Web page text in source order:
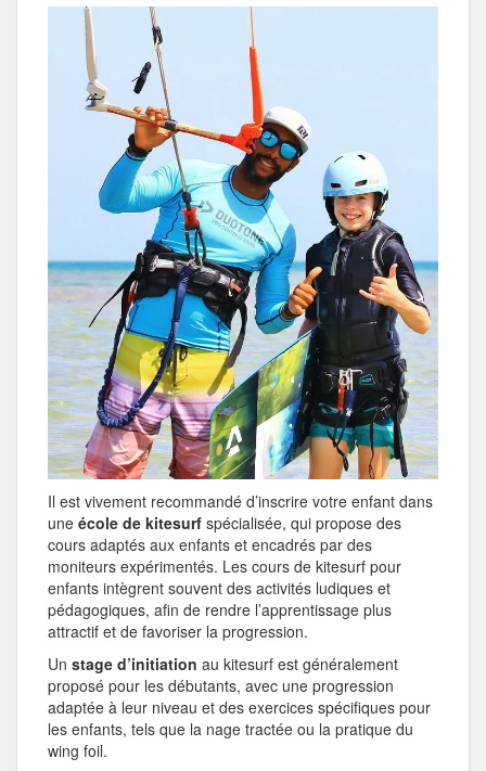
Il est vivement recommandé d’inscrire votre enfant dans
une école de kitesurf spécialisée, qui propose des
cours adaptés aux enfants et encadrés par des
moniteurs expérimentés. Les cours de kitesurf pour
enfants intègrent souvent des activités ludiques et
pédagogiques, afin de rendre l’apprentissage plus
attractif et de favoriser la progression.
Un stage d’initiation au kitesurf est généralement
proposé pour les débutants, avec une progression
adaptée à leur niveau et des exercices spécifiques pour
les enfants, tels que la nage tractée ou la pratique du
wing foil.